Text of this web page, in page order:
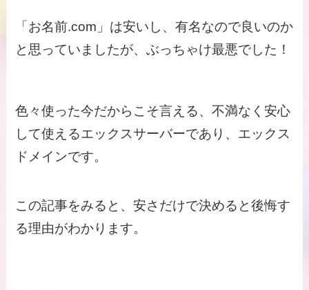
「お名前.com」は安いし、有名なので良いのか
と思っていましたが、ぶっちゃけ最悪でした！
色々使った今だからこそ言える、不満なく安心
して使えるエックスサーバーであり、エックス
ドメインです。
この記事をみると、安さだけで決めると後悔す
る理由がわかります。